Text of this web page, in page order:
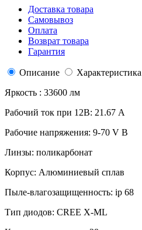
Доставка товара
Самовывоз
Оплата
Возврат товара
Гарантия
Описание Характеристика
Яркость : 33600 лм
Рабочий ток при 12В: 21.67 А
Рабочие напряжения: 9-70 V В
Линзы: поликарбонат
Корпус: Алюминиевый сплав
Пыле-влагозащищенность: ip 68
Тип диодов: CREE X-ML